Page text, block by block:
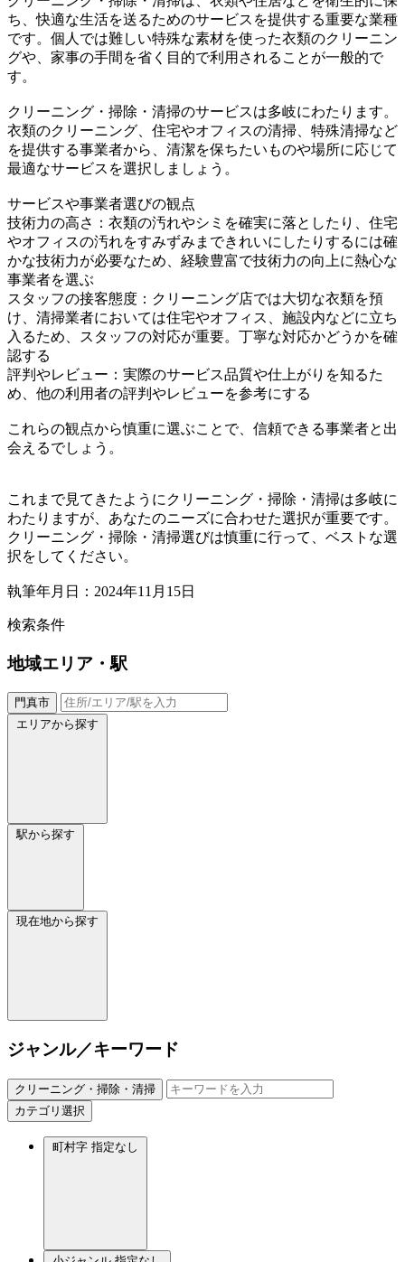
ち、快適な生活を送るためのサービスを提供する重要な業種
です。個人では難しい特殊な素材を使った衣類のクリーニン
グや、家事の手間を省く目的で利用されることが一般的で
す。
クリーニング・掃除・清掃のサービスは多岐にわたります。
衣類のクリーニング、住宅やオフィスの清掃、特殊清掃など
を提供する事業者から、清潔を保ちたいものや場所に応じて
最適なサービスを選択しましょう。
サービスや事業者選びの観点
技術力の高さ：衣類の汚れやシミを確実に落としたり、住宅
やオフィスの汚れをすみずみまできれいにしたりするには確
かな技術力が必要なため、経験豊富で技術力の向上に熱心な
事業者を選ぶ
スタッフの接客態度：クリーニング店では大切な衣類を預
け、清掃業者においては住宅やオフィス、施設内などに立ち
入るため、スタッフの対応が重要。丁寧な対応かどうかを確
認する
評判やレビュー：実際のサービス品質や仕上がりを知るた
め、他の利用者の評判やレビューを参考にする
これらの観点から慎重に選ぶことで、信頼できる事業者と出
会えるでしょう。
これまで見てきたようにクリーニング・掃除・清掃は多岐に
わたりますが、あなたのニーズに合わせた選択が重要です。
クリーニング・掃除・清掃選びは慎重に行って、ベストな選
択をしてください。
執筆年月日：2024年11月15日
検索条件
地域エリア・駅
門真市
エリアから探す
駅から探す
現在地から探す
ジャンル／キーワード
クリーニング・掃除・清掃
カテゴリ選択
町村字 指定なし